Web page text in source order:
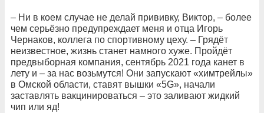
– Ни в коем случае не делай прививку, Виктор, – более
чем серьёзно предупреждает меня и отца Игорь
Чернаков, коллега по спортивному цеху. – Грядёт
неизвестное, жизнь станет намного хуже. Пройдёт
предвыборная компания, сентябрь 2021 года канет в
лету и – за нас возьмутся! Они запускают «химтрейлы»
в Омской области, ставят вышки «5G», начали
заставлять вакцинироваться – это заливают жидкий
чип или яд!